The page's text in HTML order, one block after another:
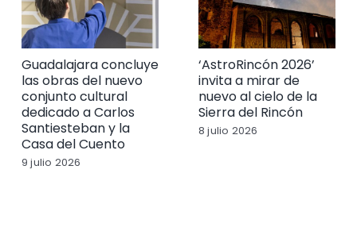
Guadalajara concluye
las obras del nuevo
conjunto cultural
dedicado a Carlos
Santiesteban y la
Casa del Cuento
9 julio 2026
‘AstroRincón 2026’
invita a mirar de
nuevo al cielo de la
Sierra del Rincón
8 julio 2026